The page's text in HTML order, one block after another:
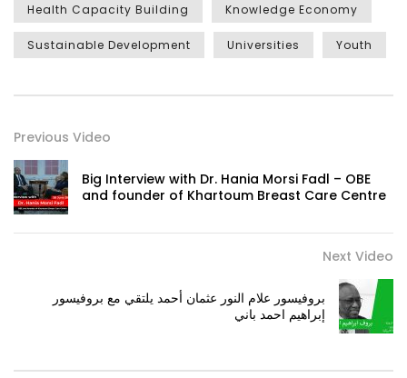
Health Capacity Building Knowledge Economy
Sustainable Development Universities Youth
Previous Video
Big Interview with Dr. Hania Morsi Fadl – OBE
and founder of Khartoum Breast Care Centre
Next Video
بروفيسور علام النور عثمان أحمد يلتقي مع بروفيسور
إبراهيم احمد باني